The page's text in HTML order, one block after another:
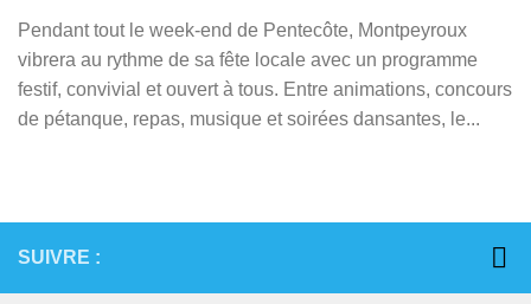
Pendant tout le week-end de Pentecôte, Montpeyroux
vibrera au rythme de sa fête locale avec un programme
festif, convivial et ouvert à tous. Entre animations, concours
de pétanque, repas, musique et soirées dansantes, le...
SUIVRE :